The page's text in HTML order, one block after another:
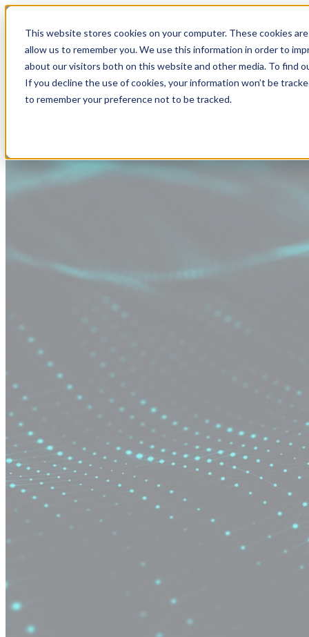
This website stores cookies on your computer. These cookies
allow us to remember you. We use this information in order to
about our visitors both on this website and other media. To find
If you decline the use of cookies, your information won’t be
to remember your preference not to be tracked.